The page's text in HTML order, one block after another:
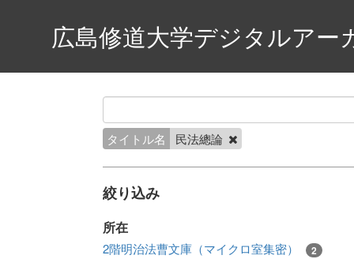
広島修道大学デジタルアー
タイトル名 民法總論
絞り込み
所在
2階明治法曹文庫（マイクロ室集密） 2